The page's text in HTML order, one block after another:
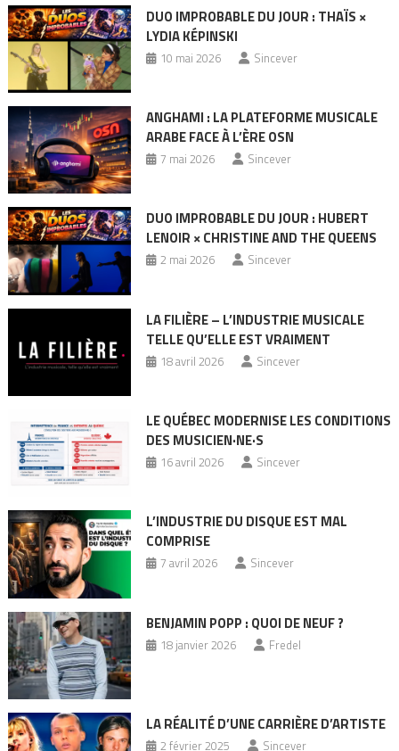
DUO IMPROBABLE DU JOUR : THAÏS ×
LYDIA KÉPINSKI
10 mai 2026 Sincever
ANGHAMI : LA PLATEFORME MUSICALE
ARABE FACE À L’ÈRE OSN
7 mai 2026 Sincever
DUO IMPROBABLE DU JOUR : HUBERT
LENOIR × CHRISTINE AND THE QUEENS
2 mai 2026 Sincever
LA FILIÈRE – L’INDUSTRIE MUSICALE
TELLE QU’ELLE EST VRAIMENT
18 avril 2026 Sincever
LE QUÉBEC MODERNISE LES CONDITIONS
DES MUSICIEN·NE·S
16 avril 2026 Sincever
L’INDUSTRIE DU DISQUE EST MAL
COMPRISE
7 avril 2026 Sincever
BENJAMIN POPP : QUOI DE NEUF ?
18 janvier 2026 Fredel
LA RÉALITÉ D’UNE CARRIÈRE D’ARTISTE
2 février 2025 Sincever